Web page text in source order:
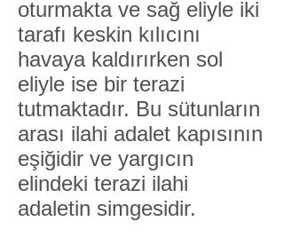
oturmakta ve sağ eliyle iki
tarafı keskin kılıcını
havaya kaldırırken sol
eliyle ise bir terazi
tutmaktadır. Bu sütunların
arası ilahi adalet kapısının
eşiğidir ve yargıcın
elindeki terazi ilahi
adaletin simgesidir.